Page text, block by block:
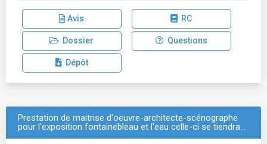
Avis RC
Dossier Questions
Dépôt
Prestation de maitrise d'oeuvre-architecte-scénographe
pour l'exposition fontainebleau et l'eau celle-ci se tiendra…